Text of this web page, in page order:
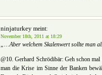
ninjaturkey meint:
November 18th, 2011 at 18:29
„…Aber welchem Skalenwert sollte man
@10. Gerhard Schrödibär: Geh schon
man die Krise im Sinne der Banken